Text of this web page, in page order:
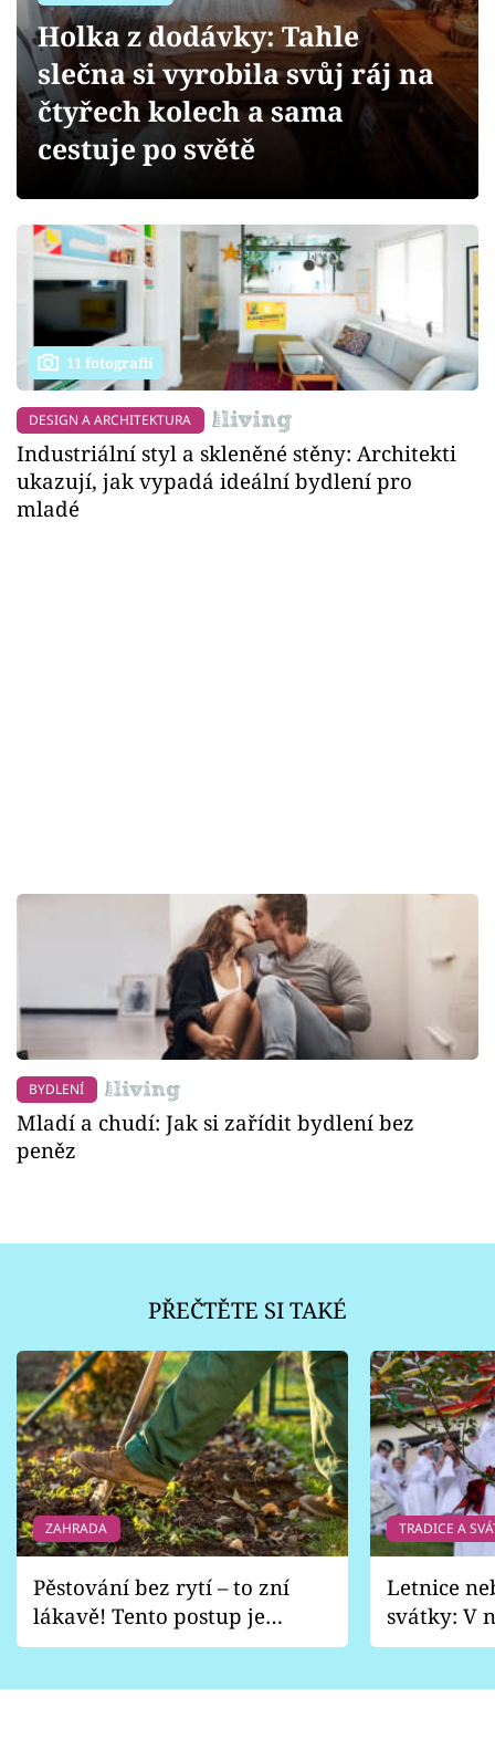
Přihlášení
Sledujte nás
Holka z dodávky: Tahle
slečna si vyrobila svůj ráj na
čtyřech kolech a sama
cestuje po světě
11 fotografií
DESIGN A ARCHITEKTURA
Industriální styl a skleněné stěny: Architekti
ukazují, jak vypadá ideální bydlení pro
mladé
BYDLENÍ
Mladí a chudí: Jak si zařídit bydlení bez
peněz
PŘEČTĚTE SI TAKÉ
ZAHRADA
Pěstování bez rytí – to zní
lákavě! Tento postup je
vhodný jen pro některé
TRADICE A
Letnice
svátky: V
pondělí